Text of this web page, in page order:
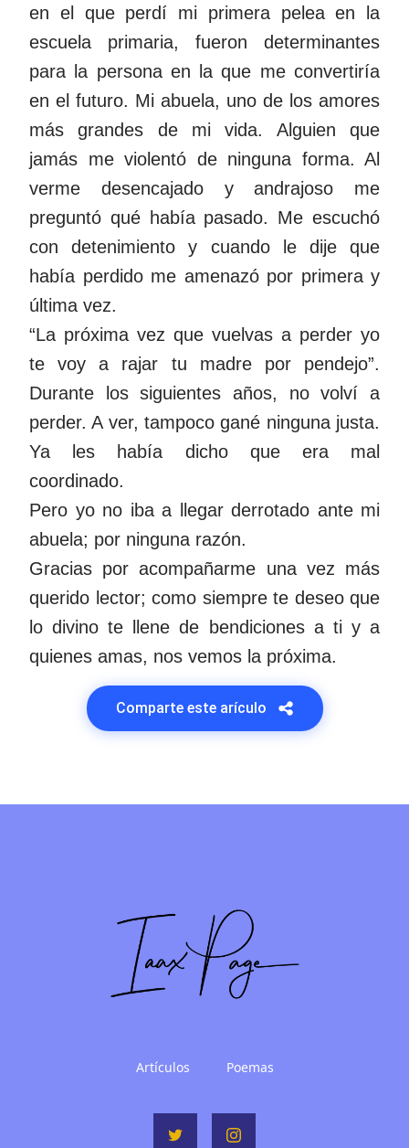
en el que perdí mi primera pelea en la
escuela primaria, fueron determinantes
para la persona en la que me convertiría
en el futuro. Mi abuela, uno de los amores
más grandes de mi vida. Alguien que
jamás me violentó de ninguna forma. Al
verme desencajado y andrajoso me
preguntó qué había pasado. Me escuchó
con detenimiento y cuando le dije que
había perdido me amenazó por primera y
última vez.
“La próxima vez que vuelvas a perder yo
te voy a rajar tu madre por pendejo”.
Durante los siguientes años, no volví a
perder. A ver, tampoco gané ninguna justa.
Ya les había dicho que era mal
coordinado.
Pero yo no iba a llegar derrotado ante mi
abuela; por ninguna razón.
Gracias por acompañarme una vez más
querido lector; como siempre te deseo que
lo divino te llene de bendiciones a ti y a
quienes amas, nos vemos la próxima.
Comparte este arículo
Artículos Poemas